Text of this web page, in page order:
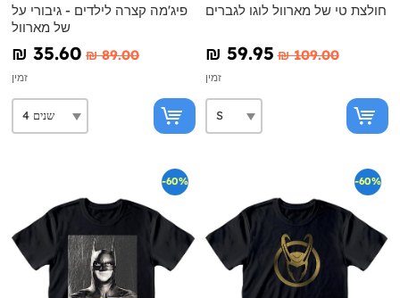
פיג'מה קצרה לילדים - גיבורי על
של מארוול
₪‎ 35.60 ₪‎ 89.00
זמין
חולצת טי של מארוול לוגו לגברים
₪‎ 59.95 ₪‎ 109.00
זמין
-60% -60%